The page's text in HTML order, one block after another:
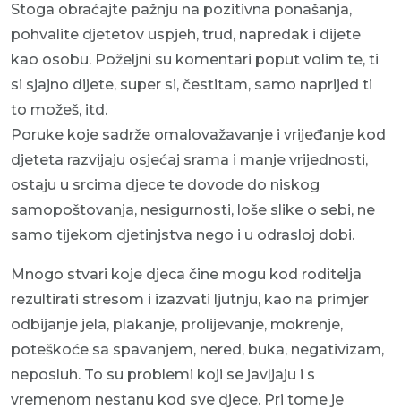
Stoga obraćajte pažnju na pozitivna ponašanja,
pohvalite djetetov uspjeh, trud, napredak i dijete
kao osobu. Poželjni su komentari poput volim te, ti
si sjajno dijete, super si, čestitam, samo naprijed ti
to možeš, itd.
Poruke koje sadrže omalovažavanje i vrijeđanje kod
djeteta razvijaju osjećaj srama i manje vrijednosti,
ostaju u srcima djece te dovode do niskog
samopoštovanja, nesigurnosti, loše slike o sebi, ne
samo tijekom djetinjstva nego i u odrasloj dobi.
Mnogo stvari koje djeca čine mogu kod roditelja
rezultirati stresom i izazvati ljutnju, kao na primjer
odbijanje jela, plakanje, prolijevanje, mokrenje,
poteškoće sa spavanjem, nered, buka, negativizam,
neposluh. To su problemi koji se javljaju i s
vremenom nestanu kod sve djece. Pri tome je